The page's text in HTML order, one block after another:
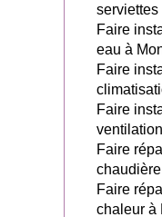
Faire
eau à
Faire
Faire
Faire
Faire
chaleur à